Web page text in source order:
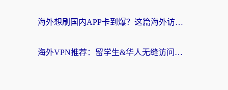
海外想刷国内APP卡到爆？这篇海外访问国内服务器加速指南帮你解决所有问题
海外VPN推荐：留学生&华人无缝访问国内资源的避坑指南